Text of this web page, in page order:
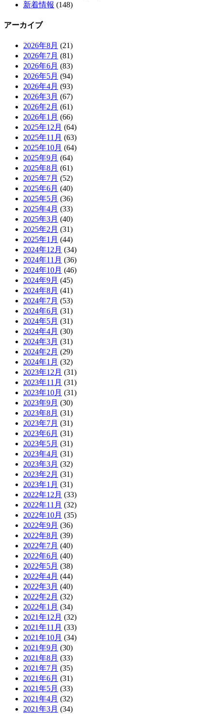
新着情報 (148)
アーカイブ
2026年8月 (21)
2026年7月 (81)
2026年6月 (83)
2026年5月 (94)
2026年4月 (93)
2026年3月 (67)
2026年2月 (61)
2026年1月 (66)
2025年12月 (64)
2025年11月 (63)
2025年10月 (64)
2025年9月 (64)
2025年8月 (61)
2025年7月 (52)
2025年6月 (40)
2025年5月 (36)
2025年4月 (33)
2025年3月 (40)
2025年2月 (31)
2025年1月 (44)
2024年12月 (34)
2024年11月 (36)
2024年10月 (46)
2024年9月 (45)
2024年8月 (41)
2024年7月 (53)
2024年6月 (31)
2024年5月 (31)
2024年4月 (30)
2024年3月 (31)
2024年2月 (29)
2024年1月 (32)
2023年12月 (31)
2023年11月 (31)
2023年10月 (31)
2023年9月 (30)
2023年8月 (31)
2023年7月 (31)
2023年6月 (31)
2023年5月 (31)
2023年4月 (31)
2023年3月 (32)
2023年2月 (31)
2023年1月 (31)
2022年12月 (33)
2022年11月 (32)
2022年10月 (35)
2022年9月 (36)
2022年8月 (39)
2022年7月 (40)
2022年6月 (40)
2022年5月 (38)
2022年4月 (44)
2022年3月 (40)
2022年2月 (32)
2022年1月 (34)
2021年12月 (32)
2021年11月 (33)
2021年10月 (34)
2021年9月 (30)
2021年8月 (33)
2021年7月 (35)
2021年6月 (31)
2021年5月 (33)
2021年4月 (32)
2021年3月 (34)